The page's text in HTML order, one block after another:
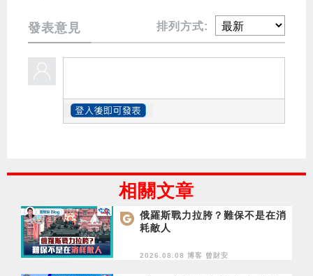
發表意見 排列方式:
相關文章
俄羅斯戰力拉胯？難保不是在消
耗敵人
2026.08.08 博客 曾財安